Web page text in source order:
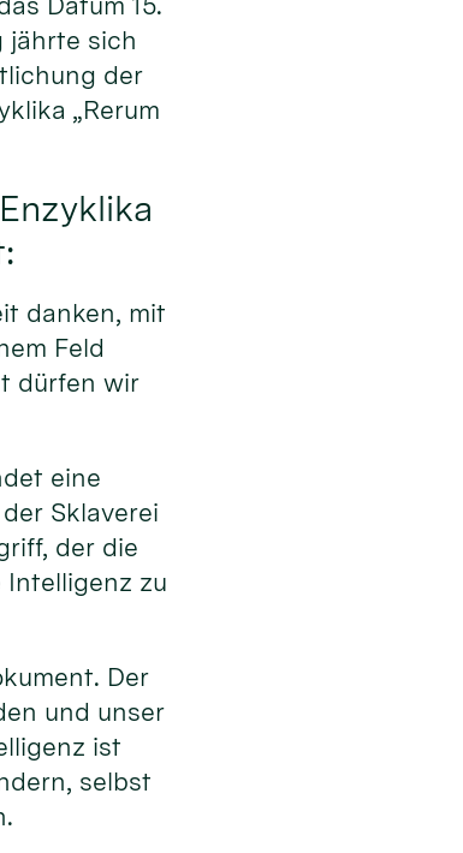
jährte sich
der
„Rerum
danken, mit
Feld
dürfen wir
eine
Sklaverei
der die
zu
Der
und unser
ist
selbst